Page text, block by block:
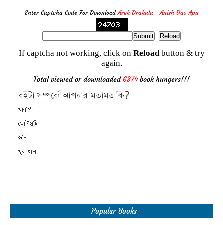
Enter Captcha Code For DownloadArek Drakula - Anish Das Apu
If captcha not working, click on Reloadbutton & try
again.
Total viewed or downloaded 6374book hungers!!!
Popular Books